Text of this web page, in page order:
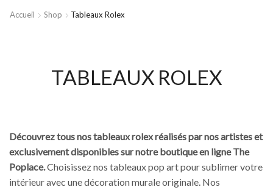
Accueil Shop Tableaux Rolex
TABLEAUX ROLEX
Découvrez tous nos tableaux rolex réalisés par nos artistes et
exclusivement disponibles sur notre boutique en ligne The
Poplace.Choisissez nos tableaux pop art pour sublimer votre
intérieur avec une décoration murale originale. Nos